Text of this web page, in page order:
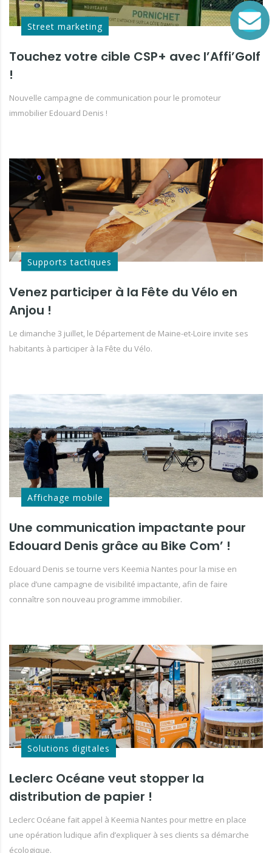
Street marketing
Touchez votre cible CSP+ avec l’Affi’Golf
!
Nouvelle campagne de communication pour le promoteur
immobilier Edouard Denis !
Supports tactiques
Venez participer à la Fête du Vélo en
Anjou !
Le dimanche 3 juillet, le Département de Maine-et-Loire invite ses
habitants à participer à la Fête du Vélo.
Affichage mobile
Une communication impactante pour
Edouard Denis grâce au Bike Com’ !
Edouard Denis se tourne vers Keemia Nantes pour la mise en
place d’une campagne de visibilité impactante, afin de faire
connaître son nouveau programme immobilier.
Solutions digitales
Leclerc Océane veut stopper la
distribution de papier !
Leclerc Océane fait appel à Keemia Nantes pour mettre en place
une opération ludique afin d’expliquer à ses clients sa démarche
écologique.